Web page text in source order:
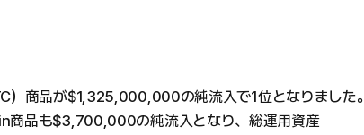
）商品が$1,325,000,000の純流入で1位となりました。
商品も$3,700,000の純流入となり、総運用資産